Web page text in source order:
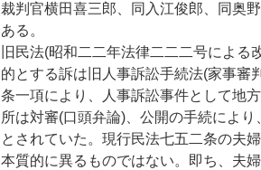
裁判官横田喜三郎、同入江俊郎、同奥
ある。
旧民法(昭和二二年法律二二二号による
的とする訴は旧人事訴訟手続法(家事審
条一項により、人事訴訟事件として地
所は対審(口頭弁論)、公開の手続によ
とされていた。現行民法七五二条の夫
本質的に異るものではない。即ち、夫